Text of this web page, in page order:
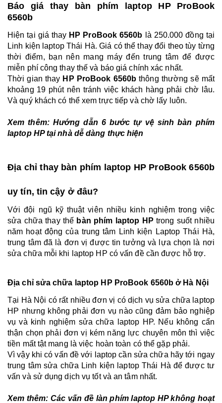
Báo giá thay bàn phím laptop HP ProBook
6560b
Hiện tại giá thay HP ProBook 6560b là 250.000 đồng tại
Linh kiện laptop Thái Hà. Giá có thể thay đổi theo tùy từng
thời điểm, bạn nên mang máy đến trung tâm để được
miễn phí công thay thế và báo giá chính xác nhất.
Thời gian thay HP ProBook 6560b thông thường sẽ mất
khoảng 19 phút nên tránh việc khách hàng phải chờ lâu.
Và quý khách có thể xem trực tiếp và chờ lấy luôn.
Xem thêm: Hướng dẫn 6 bước tự vệ sinh bàn phím
laptop HP tại nhà dễ dàng thực hiện
Địa chỉ thay bàn phím laptop HP ProBook 6560b
uy tín, tin cậy ở đâu?
Với đội ngũ kỹ thuật viên nhiều kinh nghiệm trong việc
sửa chữa thay thế bàn phím laptop HP trong suốt nhiều
năm hoạt động của trung tâm Linh kiện Laptop Thái Hà,
trung tâm đã là đơn vị được tin tưởng và lựa chọn là nơi
sửa chữa mỗi khi laptop HP có vấn đề cần được hỗ trợ.
Địa chỉ sửa chữa laptop HP ProBook 6560b ở Hà Nội
Tại Hà Nội có rất nhiều đơn vị có dịch vụ sửa chữa laptop
HP nhưng không phải đơn vụ nào cũng đảm bảo nghiệp
vụ và kinh nghiệm sửa chữa laptop HP. Nếu không cẩn
thận chọn phải đơn vị kém năng lực chuyên môn thì việc
tiền mất tật mang là việc hoàn toàn có thể gặp phải.
Vì vậy khi có vấn đề với laptop cần sửa chữa hãy tới ngay
trung tâm sửa chữa Linh kiện laptop Thái Hà để được tư
vấn và sử dụng dịch vụ tốt và an tâm nhất.
Xem thêm: Các vấn đề làn phím laptop HP không hoạt